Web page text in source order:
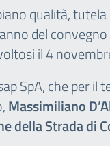
qualità,
del
il 4
SpA, che per
Massimiliano
della Strada di